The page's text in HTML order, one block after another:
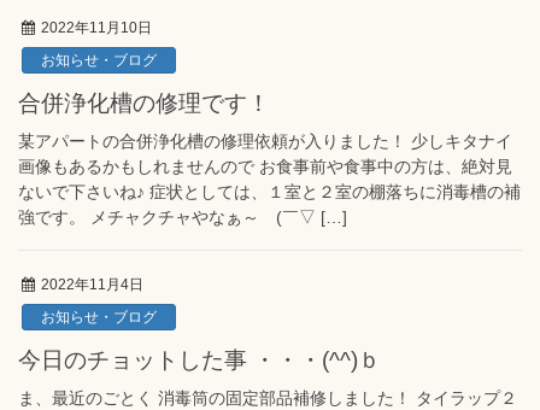
2022年11月10日
お知らせ・ブログ
合併浄化槽の修理です！
某アパートの合併浄化槽の修理依頼が入りました！ 少しキタナイ
画像もあるかもしれませんので お食事前や食事中の方は、絶対見
ないで下さいね♪ 症状としては、１室と２室の棚落ちに消毒槽の補
強です。 メチャクチャやなぁ～ (￣▽ […]
2022年11月4日
お知らせ・ブログ
今日のチョットした事 ・・・(^^)ｂ
ま、最近のごとく 消毒筒の固定部品補修しました！ タイラップ２